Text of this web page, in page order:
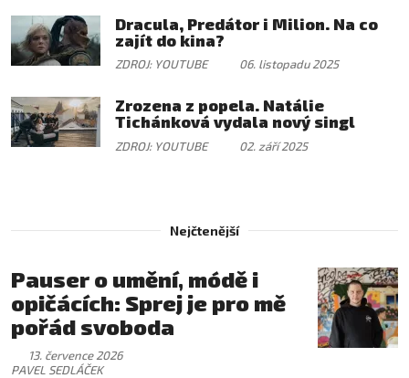
Dracula, Predátor i Milion. Na co
zajít do kina?
ZDROJ: YOUTUBE 06. listopadu 2025
Zrozena z popela. Natálie
Tichánková vydala nový singl
ZDROJ: YOUTUBE 02. září 2025
Nejčtenější
Pauser o umění, módě i
opičácích: Sprej je pro mě
pořád svoboda
13. července 2026
PAVEL SEDLÁČEK